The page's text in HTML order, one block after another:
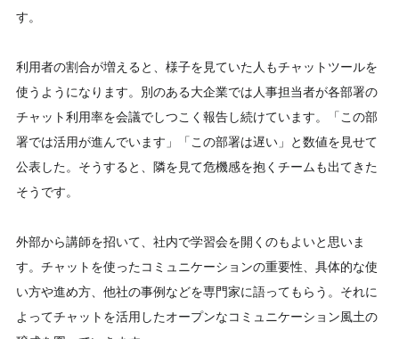
す。
利用者の割合が増えると、様子を見ていた人もチャットツールを
使うようになります。別のある大企業では人事担当者が各部署の
チャット利用率を会議でしつこく報告し続けています。「この部
署では活用が進んでいます」「この部署は遅い」と数値を見せて
公表した。そうすると、隣を見て危機感を抱くチームも出てきた
そうです。
外部から講師を招いて、社内で学習会を開くのもよいと思いま
す。チャットを使ったコミュニケーションの重要性、具体的な使
い方や進め方、他社の事例などを専門家に語ってもらう。それに
よってチャットを活用したオープンなコミュニケーション風土の